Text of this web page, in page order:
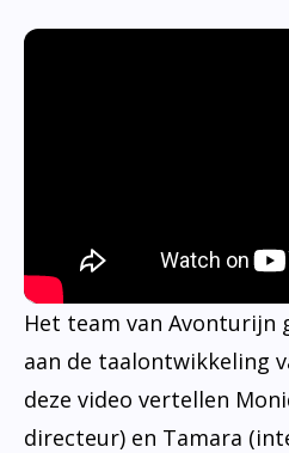
Het team van Avonturijn
aan de taalontwikkeling
deze video vertellen
directeur) en Tamara